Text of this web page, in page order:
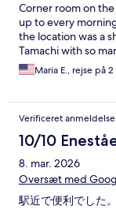
Corner room on
up to every
the location was a
Tamachi with so
Maria E., rejse på
Verificeret anmeldelse
10/10
8. mar. 2026
Oversæt med
駅近で便利でした